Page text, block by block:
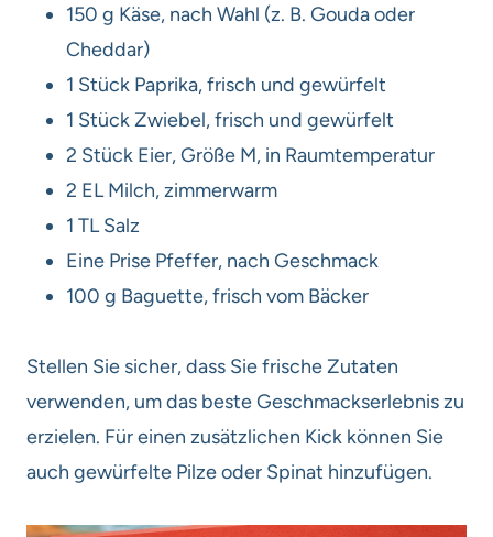
150 g Käse, nach Wahl (z. B. Gouda oder
Cheddar)
1 Stück Paprika, frisch und gewürfelt
1 Stück Zwiebel, frisch und gewürfelt
2 Stück Eier, Größe M, in Raumtemperatur
2 EL Milch, zimmerwarm
1 TL Salz
Eine Prise Pfeffer, nach Geschmack
100 g Baguette, frisch vom Bäcker
Stellen Sie sicher, dass Sie frische Zutaten
verwenden, um das beste Geschmackserlebnis zu
erzielen. Für einen zusätzlichen Kick können Sie
auch gewürfelte Pilze oder Spinat hinzufügen.